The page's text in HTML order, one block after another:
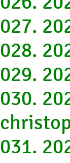
027.
028.
029.
030.
031.